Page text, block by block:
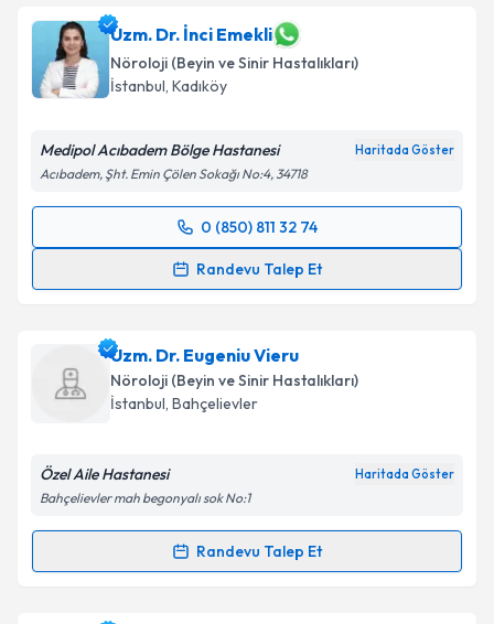
Uzm. Dr. İnci Emekli
Nöroloji (Beyin ve Sinir Hastalıkları)
İstanbul, Kadıköy
Medipol Acıbadem Bölge Hastanesi Haritada Göster
Acıbadem, Şht. Emin Çölen Sokağı No:4, 34718
0 (850) 811 32 74
Randevu Talep Et
Randevu Takvimi Talebi
takvim hazırlandığında e-posta ile bilgilendireceğiz.
E-posta Adresiniz
Kişisel verilerimin işlenmesine ilişkin
Metni'ni okudum ve kişisel verilerimin belirtilen
kapsamda işlenmesini kabul ediyorum.
Uzm. Dr. Eugeniu Vieru
Nöroloji (Beyin ve Sinir Hastalıkları)
İstanbul, Bahçelievler
Özel Aile Hastanesi Haritada Göster
Bahçelievler mah begonyalı sok No:1
Randevu Talep Et
Randevu Takvimi Talebi